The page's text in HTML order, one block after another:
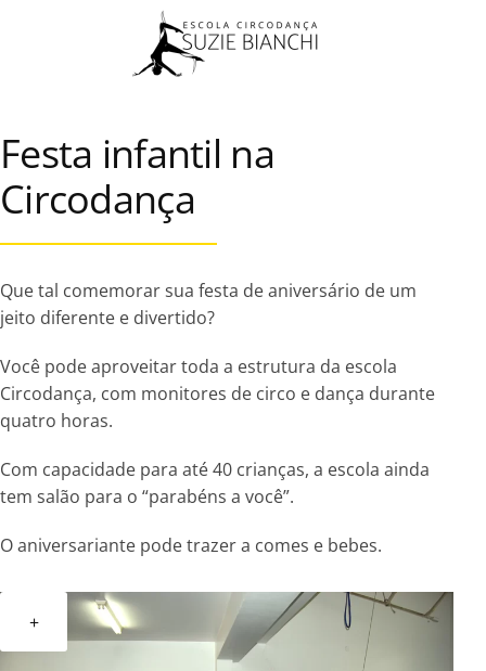
Skip to main content
Festa infantil na
Circodança
Que tal comemorar sua festa de aniversário de um
jeito diferente e divertido?
Você pode aproveitar toda a estrutura da escola
Circodança, com monitores de circo e dança durante
quatro horas.
Com capacidade para até 40 crianças, a escola ainda
tem salão para o “parabéns a você”.
O aniversariante pode trazer a comes e bebes.
+